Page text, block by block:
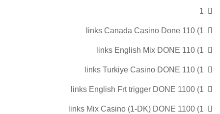
1
1) 110 links Canada Casino Done
1) 110 links English Mix DONE
1) 110 links Turkiye Casino DONE
1) 1100 links English Frt trigger DONE
1) 1100 links Mix Casino (1-DK) DONE